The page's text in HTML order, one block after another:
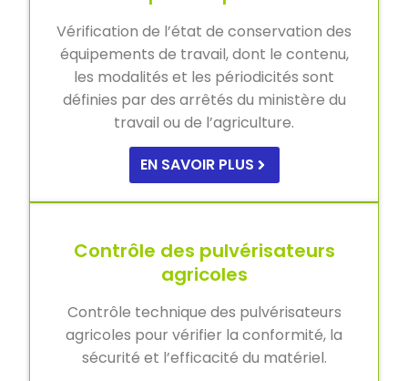
Vérification de l’état de conservation des
équipements de travail, dont le contenu,
les modalités et les périodicités sont
définies par des arrêtés du ministère du
travail ou de l’agriculture.
EN SAVOIR PLUS
Contrôle des pulvérisateurs
agricoles
Contrôle technique des pulvérisateurs
agricoles pour vérifier la conformité, la
sécurité et l’efficacité du matériel.